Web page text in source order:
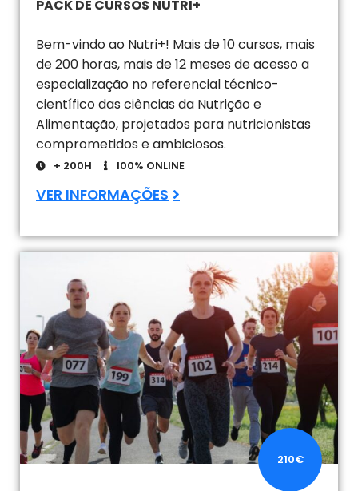
PACK DE CURSOS NUTRI+
Bem-vindo ao Nutri+! Mais de 10 cursos, mais
de 200 horas, mais de 12 meses de acesso a
especialização no referencial técnico-
científico das ciências da Nutrição e
Alimentação, projetados para nutricionistas
comprometidos e ambiciosos.
+ 200H 100% ONLINE
VER INFORMAÇÕES
210€